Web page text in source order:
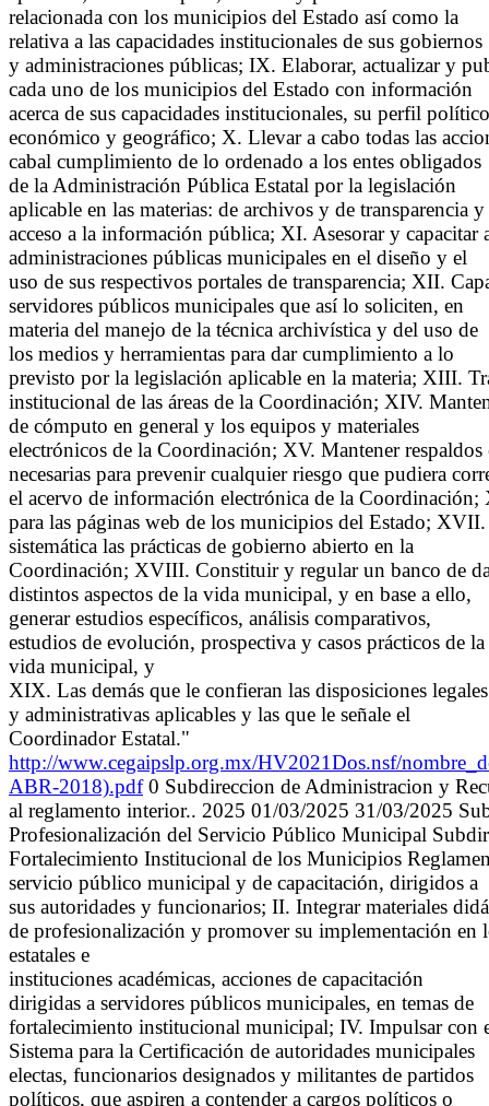
relacionada con los municipios del Estado así como la
relativa a las capacidades institucionales de sus gobiernos
y administraciones públicas; IX. Elaborar, actualizar y
cada uno de los municipios del Estado con información
acerca de sus capacidades institucionales, su perfil
económico y geográfico; X. Llevar a cabo todas las
cabal cumplimiento de lo ordenado a los entes obligados
de la Administración Pública Estatal por la legislación
aplicable en las materias: de archivos y de transparencia y
acceso a la información pública; XI. Asesorar y capacitar
administraciones públicas municipales en el diseño y el
uso de sus respectivos portales de transparencia; XII.
servidores públicos municipales que así lo soliciten, en
materia del manejo de la técnica archivística y del uso de
los medios y herramientas para dar cumplimiento a lo
previsto por la legislación aplicable en la materia; XIII.
institucional de las áreas de la Coordinación; XIV.
de cómputo en general y los equipos y materiales
electrónicos de la Coordinación; XV. Mantener respaldos
necesarias para prevenir cualquier riesgo que pudiera
el acervo de información electrónica de la
para las páginas web de los municipios del Estado;
sistemática las prácticas de gobierno abierto en la
Coordinación; XVIII. Constituir y regular un banco de
distintos aspectos de la vida municipal, y en base a ello,
generar estudios específicos, análisis comparativos,
estudios de evolución, prospectiva y casos prácticos de la
vida municipal, y
XIX. Las demás que le confieran las disposiciones legales
y administrativas aplicables y las que le señale el
Coordinador Estatal."
http://www.cegaipslp.org.mx/HV2021Dos.nsf/
ABR-2018).pdf0 Subdireccion de Administracion y
al reglamento interior.. 2025 01/03/2025 31/03/2025
Profesionalización del Servicio Público Municipal
Fortalecimiento Institucional de los Municipios
servicio público municipal y de capacitación, dirigidos a
sus autoridades y funcionarios; II. Integrar materiales
de profesionalización y promover su implementación en
estatales e
instituciones académicas, acciones de capacitación
dirigidas a servidores públicos municipales, en temas de
fortalecimiento institucional municipal; IV. Impulsar con
Sistema para la Certificación de autoridades municipales
electas, funcionarios designados y militantes de partidos
políticos, que aspiren a contender a cargos políticos o